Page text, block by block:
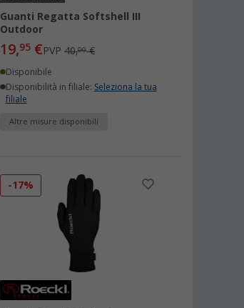
Guanti Regatta Softshell III
Outdoor
19,95 €PVP40,00€
Disponibile
Disponibilità in filiale: Seleziona la tua
filiale
Altre misure disponibili
-17%